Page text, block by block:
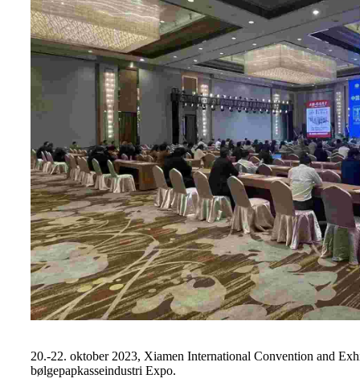
20.-22. oktober 2023, Xiamen International Convention and
bølgepapkasseindustri Expo.